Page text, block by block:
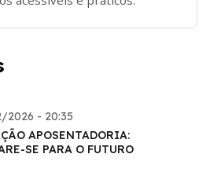
2026 - 20:35
APOSENTADORIA:
SE PARA O FUTURO